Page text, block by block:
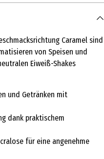
Caramel sind
von Speisen und
Eiweiß-Shakes
und Getränken mit
dank praktischem
für eine angenehme